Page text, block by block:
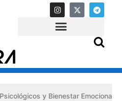
y Bienestar Emocional» ante